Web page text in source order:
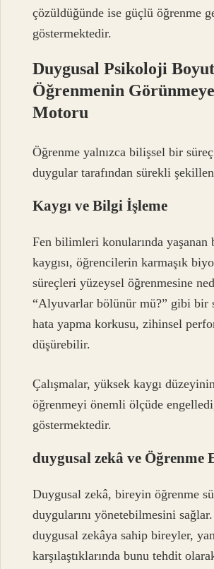
çözüldüğünde ise güçlü öğrenme
göstermektedir.
Duygusal Psikoloji
Öğrenmenin
Motoru
Öğrenme yalnızca bilişsel bir
duygular tarafından sürekli
Kaygı ve Bilgi İşleme
Fen bilimleri konularında yaşanan
kaygısı, öğrencilerin karmaşık
süreçleri yüzeysel öğrenmesine
“Alyuvarlar bölünür mü?” gibi bir
hata yapma korkusu, zihinsel
düşürebilir.
Çalışmalar, yüksek kaygı
öğrenmeyi önemli ölçüde
göstermektedir.
duygusal zekâ ve Öğrenme
Duygusal zekâ, bireyin öğrenme
duygularını yönetebilmesini
duygusal zekâya sahip bireyler,
karşılaştıklarında bunu tehdit